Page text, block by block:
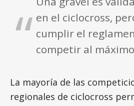
en el ciclocross,
cumplir el
competir al
La mayoría de las
regionales de ciclocross